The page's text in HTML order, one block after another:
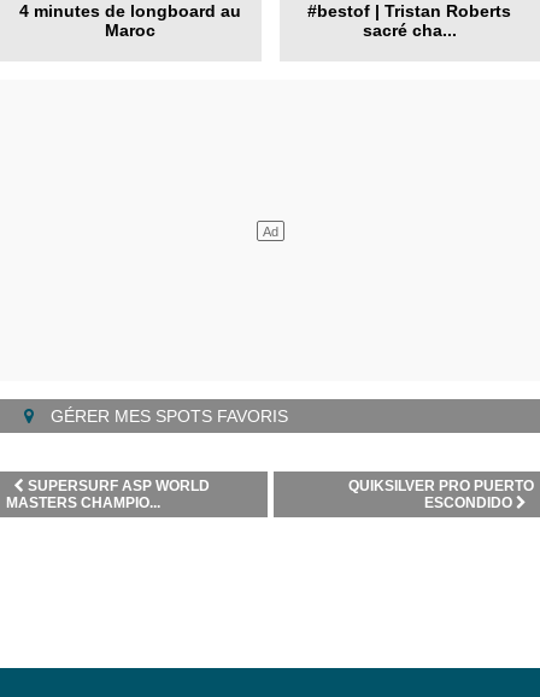
4 minutes de longboard au
Maroc
#bestof | Tristan Roberts
sacré cha...
GÉRER MES SPOTS FAVORIS
QUIKSILVER PRO PUERTO
ESCONDIDO
SUPERSURF ASP WORLD
MASTERS CHAMPIO...